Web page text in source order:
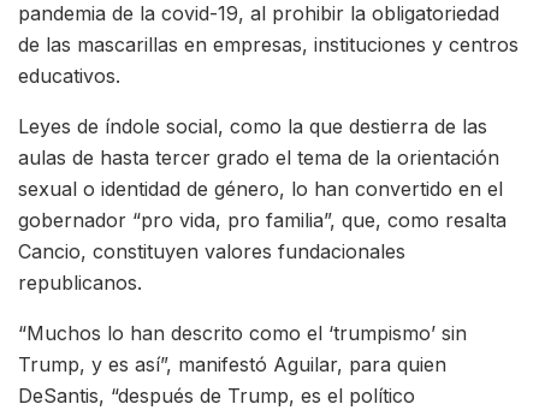
pandemia de la covid-19, al prohibir la obligatoriedad
de las mascarillas en empresas, instituciones y centros
educativos.
Leyes de índole social, como la que destierra de las
aulas de hasta tercer grado el tema de la orientación
sexual o identidad de género, lo han convertido en el
gobernador “pro vida, pro familia”, que, como resalta
Cancio, constituyen valores fundacionales
republicanos.
“Muchos lo han descrito como el ‘trumpismo’ sin
Trump, y es así”, manifestó Aguilar, para quien
DeSantis, “después de Trump, es el político